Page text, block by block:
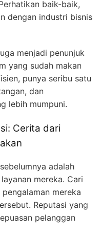
baik-baik,
dengan industri bisnis
menjadi penunjuk
yang sudah makan
punya seribu satu
dan
lebih mumpuni.
Cerita dari
adalah
mereka. Cari
mereka
Reputasi yang
pelanggan